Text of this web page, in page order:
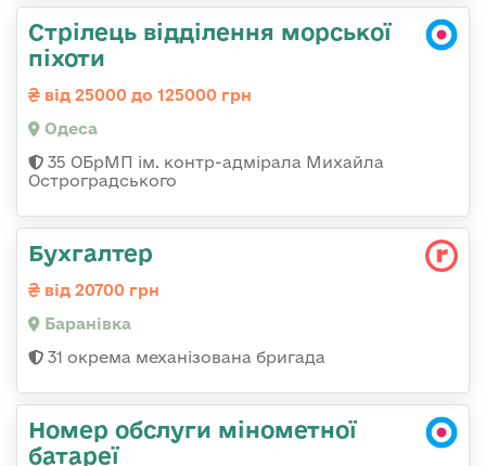
Стрілець відділення морської
піхоти
від 25000 до 125000 грн
Одеса
35 ОБрМП ім. контр-адмірала Михайла
Остроградського
Бухгалтер
від 20700 грн
Баранівка
31 окрема механізована бригада
Номер обслуги мінометної
батареї